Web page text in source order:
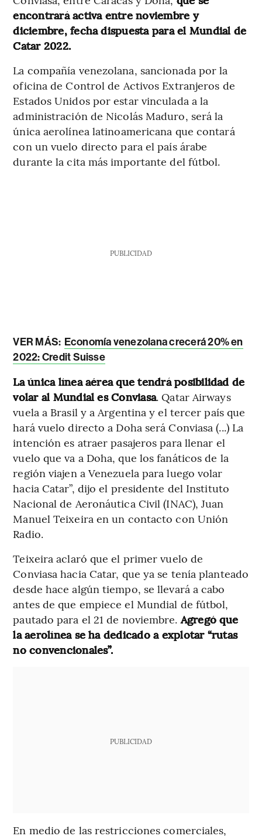
encontrará activa entre noviembre y
diciembre, fecha dispuesta para el Mundial de
Catar 2022.
La compañía venezolana, sancionada por la
oficina de Control de Activos Extranjeros de
Estados Unidos por estar vinculada a la
administración de Nicolás Maduro, será la
única aerolínea latinoamericana que contará
con un vuelo directo para el país árabe
durante la cita más importante del fútbol.
PUBLICIDAD
VER MÁS: Economía venezolana crecerá 20% en
2022: Credit Suisse
La única línea aérea que tendrá posibilidad de
volar al Mundial es Conviasa. Qatar Airways
vuela a Brasil y a Argentina y el tercer país que
hará vuelo directo a Doha será Conviasa (...) La
intención es atraer pasajeros para llenar el
vuelo que va a Doha, que los fanáticos de la
región viajen a Venezuela para luego volar
hacia Catar”, dijo el presidente del Instituto
Nacional de Aeronáutica Civil (INAC), Juan
Manuel Teixeira en un contacto con Unión
Radio.
Teixeira aclaró que el primer vuelo de
Conviasa hacia Catar, que ya se tenía planteado
desde hace algún tiempo, se llevará a cabo
antes de que empiece el Mundial de fútbol,
pautado para el 21 de noviembre.Agregó que
la aerolínea se ha dedicado a explotar “rutas
no convencionales”.
PUBLICIDAD
En medio de las restricciones comerciales,